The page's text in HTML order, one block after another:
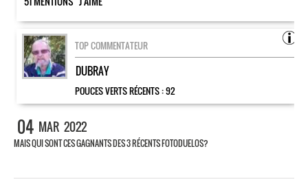
TOP COMMENTATEUR
DUBRAY
POUCES VERTS RÉCENTS :92
04 MAR 2022
MAIS QUI SONT CES GAGNANTS DES 3 RÉCENTS FOTODUELOS?